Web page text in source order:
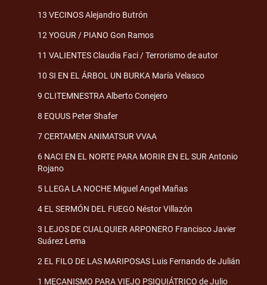
13 VECINOS Alejandro Butrón
12 YOGUR / PIANO Gon Ramos
11 VALIENTES Claudia Faci / Terrorismo de autor
10 SI EN EL ÁRBOL UN BURKA María Velasco
9 CLITEMNESTRA Alberto Conejero
8 EQUUS Peter Shafer
7 CERTAMEN ANIMATSUR VVAA
6 NACI EN EL NORTE PARA MORIR EN EL SUR Antonio
Rojano
5 LLEGA LA NOCHE Miguel Angel Mañas
4 EL SERMÓN DEL FUEGO Néstor Villazón
3 LEJOS DE CUALQUIER ARPONERO Francisco Javier
Suárez Lema
2 EL FILO DE LAS MARIPOSAS Luis Fernando de Julián
1 MECANISMO PARA VIEJO PSIQUIÁTRICO de Julio